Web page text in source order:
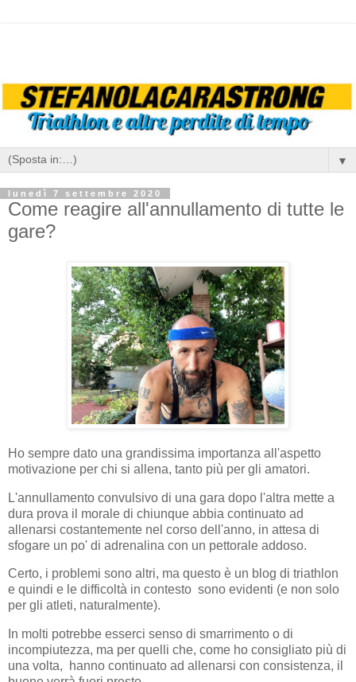
▼
lunedì 7 settembre 2020
Come reagire all'annullamento di tutte le
gare?
Ho sempre dato una grandissima importanza all'aspetto
motivazione per chi si allena, tanto più per gli amatori.
L'annullamento convulsivo di una gara dopo l'altra mette a
dura prova il morale di chiunque abbia continuato ad
allenarsi costantemente nel corso dell'anno, in attesa di
sfogare un po' di adrenalina con un pettorale addoso.
Certo, i problemi sono altri, ma questo è un blog di triathlon
e quindi e le difficoltà in contesto sono evidenti (e non solo
per gli atleti, naturalmente).
In molti potrebbe esserci senso di smarrimento o di
incompiutezza, ma per quelli che, come ho consigliato più di
una volta, hanno continuato ad allenarsi con consistenza, il